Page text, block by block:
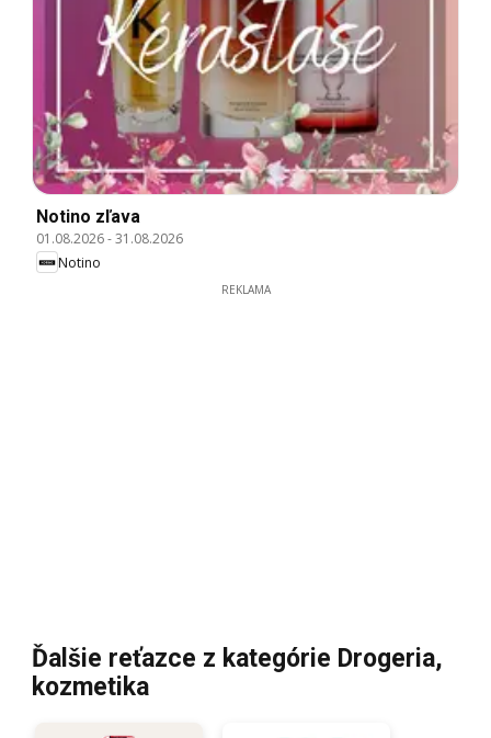
Notino zľava
01.08.2026-31.08.2026
Notino
REKLAMA
Ďalšie reťazce z kategórie Drogeria,
kozmetika